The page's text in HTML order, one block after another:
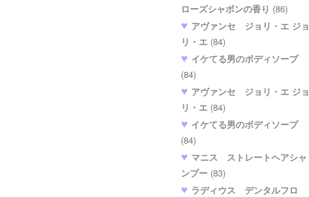
ローズシャボンの香り (86)
アヴァンセ ジョリ・エ ジョ
リ・エ (84)
イケてる男のボディソープ
(84)
アヴァンセ ジョリ・エ ジョ
リ・エ (84)
イケてる男のボディソープ
(84)
マニス ストレートヘアシャ
ンプー (83)
ラディウス デンタルフロ